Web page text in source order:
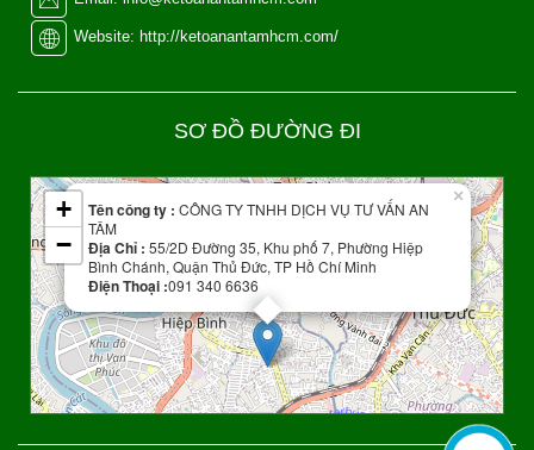
Website: http://ketoanantamhcm.com/
SƠ ĐỒ ĐƯỜNG ĐI
Tên công ty : CÔNG TY TNHH DỊCH VỤ TƯ VẤN AN
TÂM
Địa Chỉ : 55/2D Đường 35, Khu phố 7, Phường Hiệp
Bình Chánh, Quận Thủ Đức, TP Hồ Chí Minh
Điện Thoại :091 340 6636
×
+
−